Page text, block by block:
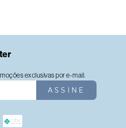
exclusivas por e-mail.
ASSINE